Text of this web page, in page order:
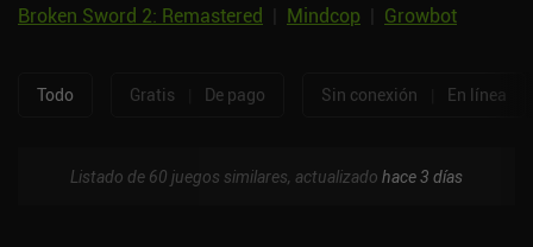
Broken Sword 2: Remastered
Mindcop Growbot
Todo Gratis De pago Sin conexión En línea
Listado de 60 juegos similares, actualizado hace 3 días